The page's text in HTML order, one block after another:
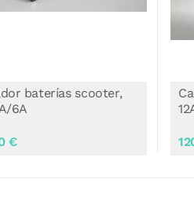
baterías scooter
3A
€